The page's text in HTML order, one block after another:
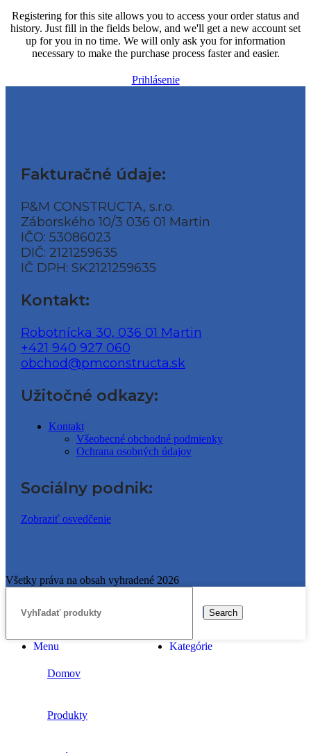
Registering for this site allows you to access your order status and
history. Just fill in the fields below, and we'll get a new account set
up for you in no time. We will only ask you for information
necessary to make the purchase process faster and easier.
Prihlásenie
Fakturačné údaje:
P&M CONSTRUCTA, s.r.o.
Záborského 10/3 036 01 Martin
IČO: 53086023
DIČ: 2121259635
IČ DPH: SK2121259635
Kontakt:
Robotnícka 30, 036 01 Martin
+421 940 927 060
obchod@pmconstructa.sk
Užitočné odkazy:
Kontakt
Všeobecné obchodné podmienky
Ochrana osobných údajov
Sociálny podnik:
Zobraziť osvedčenie
Všetky práva na obsah vyhradené 2026
Search
Menu Kategórie
Domov
Produkty